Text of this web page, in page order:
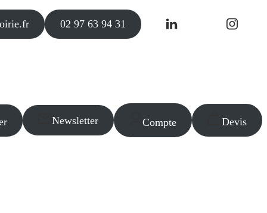
02 97 63 94 31
Newsletter Compte Devis